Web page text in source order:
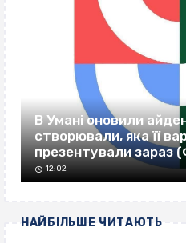
В Умані оновили
створювали, яка її
презентували зараз
12:02
НАЙБІЛЬШЕ ЧИТАЮТЬ